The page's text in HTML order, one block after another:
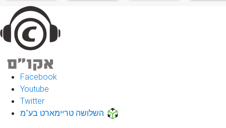
Facebook
Youtube
Twitter
השלושה טריימארט בע"מ